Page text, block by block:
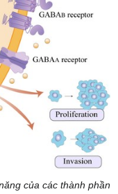
của các thành phần